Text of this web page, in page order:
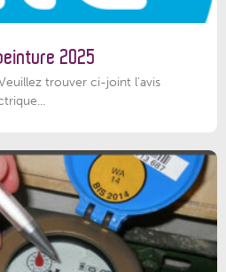
2025
trouver ci-joint l'avis